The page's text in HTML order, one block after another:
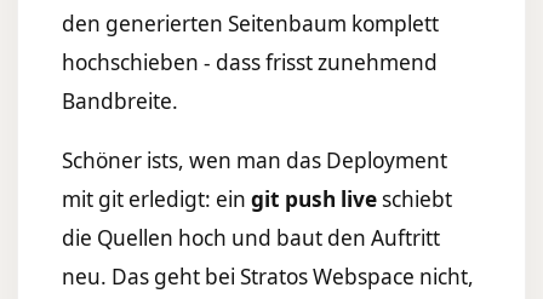
den generierten Seitenbaum komplett
hochschieben - dass frisst zunehmend
Bandbreite.
Schöner ists, wen man das Deployment
mit git erledigt: eingit push liveschiebt
die Quellen hoch und baut den Auftritt
neu. Das geht bei Stratos Webspace nicht,